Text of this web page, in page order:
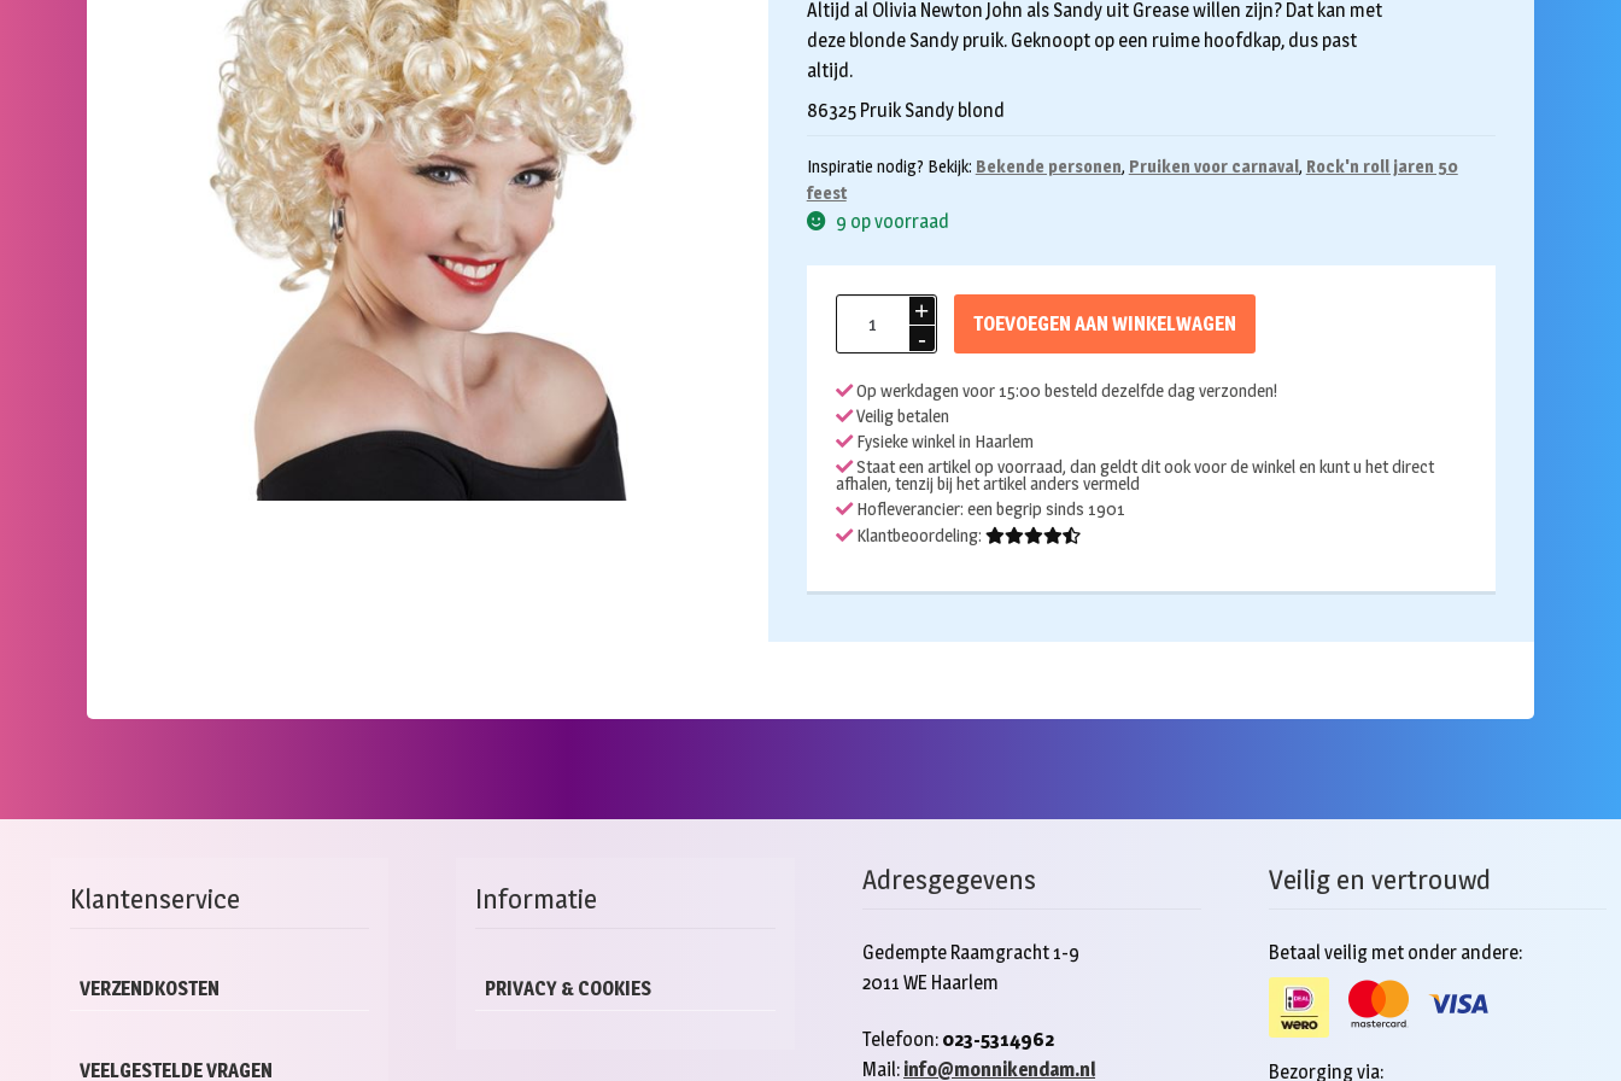
Altijd al Olivia Newton John als Sandy uit Grease willen zijn? Dat kan met
deze blonde Sandy pruik. Geknoopt op een ruime hoofdkap, dus past
altijd.
86325 Pruik Sandy blond
Inspiratie nodig? Bekijk: Bekende personen, Pruiken voor carnaval, Rock'n roll jaren 50
feest
9 op voorraad
Sandy
aantal
TOEVOEGEN AAN WINKELWAGEN
Op werkdagen voor 15:00 besteld dezelfde dag verzonden!
Veilig betalen
Fysieke winkel in Haarlem
Staat een artikel op voorraad, dan geldt dit ook voor de winkel en kunt u het direct
afhalen, tenzij bij het artikel anders vermeld
Hofleverancier: een begrip sinds 1901
Klantbeoordeling:
Klantenservice
VERZENDKOSTEN
VEELGESTELDE VRAGEN
Informatie
PRIVACY & COOKIES
Adresgegevens
Gedempte Raamgracht 1-9
2011 WE Haarlem
Telefoon: 023-5314962
Mail: info@monnikendam.nl
Veilig en vertrouwd
Betaal veilig met onder andere:
Bezorging via: